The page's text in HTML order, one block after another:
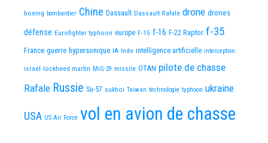
boeing bombardier Chine Dassault Dassault Rafale drone drones
défense Eurofighter typhoon europe F-15 f-16 F-22 Raptor f-35
France guerre hypersonique IA Inde intelligence artificielle interception
israel lockheed martin MiG-29 missile OTAN pilote de chasse
Rafale Russie Su-57 sukhoi Taiwan technologie typhoon ukraine
USA US Air Force vol en avion de chasse